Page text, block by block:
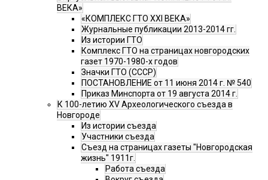
ВЕКА»
«КОМПЛЕКС ГТО XXI ВЕКА»
Журнальные публикации 2013-2014 гг.
Из истории ГТО
Комплекс ГТО на страницах новгородских
газет 1970-1980-х годов
Значки ГТО (СССР)
ПОСТАНОВЛЕНИЕ от 11 июня 2014 г. № 540
Приказ Минспорта от 19 августа 2014 г.
К 100-летию XV Археологического съезда в
Новгороде
Из истории съезда
Участники съезда
Cъезд на страницах газеты "Новгородская
жизнь" 1911г.
Работа съезда